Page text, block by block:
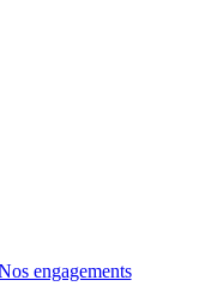
engagements